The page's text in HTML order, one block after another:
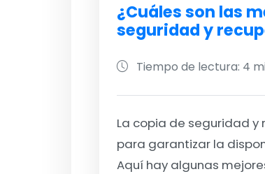
¿Cuáles son las
seguridad y
Tiempo de lectura: 4
La copia de seguridad y
para garantizar la
Aquí hay algunas